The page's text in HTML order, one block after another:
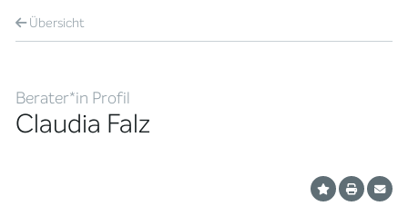
Übersicht
Berater*in Profil
Claudia Falz